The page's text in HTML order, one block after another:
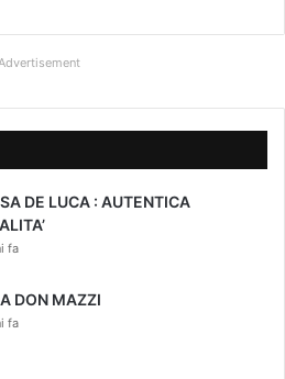
DE LUCA : AUTENTICA
fa
DON MAZZI
fa